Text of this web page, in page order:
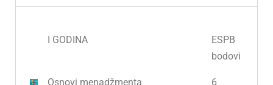
I GODINA
ESPB
bodovi
Osnovi menadžmenta 6